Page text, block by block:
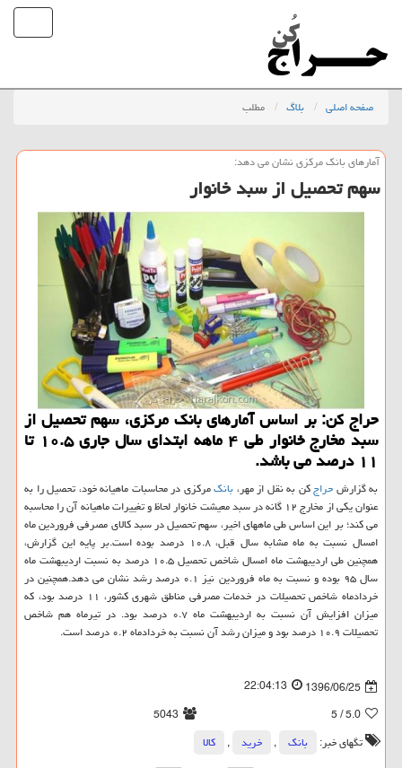
صفحه اصلی بلاگ مطلب
آمارهای بانك مركزی نشان می دهد:
سهم تحصیل از سبد خانوار
حراج كن: بر اساس آمارهای بانك مركزی، سهم تحصیل از
سبد مخارج خانوار طی ۴ ماهه ابتدای سال جاری ۱۰.۵ تا
۱۱ درصد می باشد.
به گزارشحراجكن به نقل از مهر،بانكمركزی در محاسبات ماهیانه خود، تحصیل را به
عنوان یكی از مخارج ۱۲ گانه در سبد معیشت خانوار لحاظ و تغییرات ماهیانه آن را محاسبه
می كند؛ بر این اساس طی ماههای اخیر، سهم تحصیل در سبد كالای مصرفی فروردین ماه
امسال نسبت به ماه مشابه سال قبل، ۱۰.۸ درصد بوده است.بر پایه این گزارش،
همچنین طی اردیبهشت ماه امسال شاخص تحصیل ۱۰.۵ درصد به نسبت اردیبهشت ماه
سال ۹۵ بوده و نسبت به ماه فروردین نیز ۰.۱ درصد رشد نشان می دهد.همچنین در
خردادماه شاخص تحصیلات در خدمات مصرفی مناطق شهری كشور، ۱۱ درصد بود، كه
میزان افزایش آن نسبت به اردیبهشت ماه ۰.۷ درصد بود. در تیرماه هم شاخص
تحصیلات ۱۰.۹ درصد بود و میزان رشد آن نسبت به خردادماه ۰.۲ درصد است.
1396/06/25
22:04:13
5.0
/ 5
5043
تگهای خبر:
بانك , خرید ,
كالا